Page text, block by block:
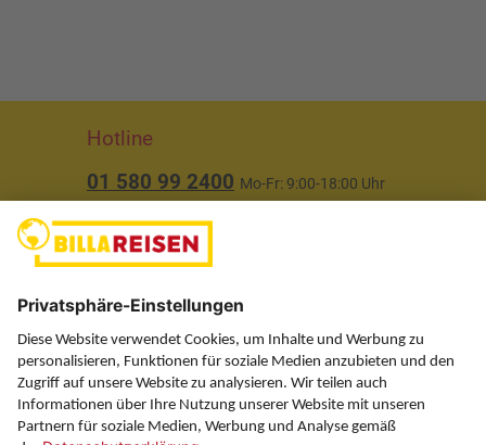
Hotline
01 580 99 2400 Mo-Fr: 9:00-18:00 Uhr
Über uns
Service
Information
Folgen Sie uns auf